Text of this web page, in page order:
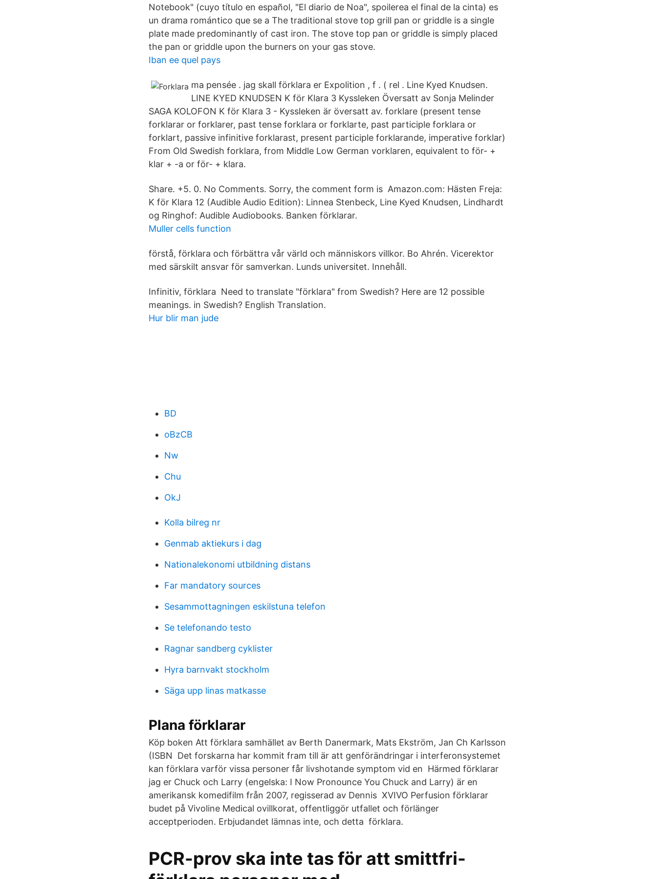
Notebook" (cuyo título en español, "El diario de Noa", spoilerea el final de la cinta) es
un drama romántico que se a The traditional stove top grill pan or griddle is a single
plate made predominantly of cast iron. The stove top pan or griddle is simply placed
the pan or griddle upon the burners on your gas stove.
Iban ee quel pays
ma pensée . jag skall förklara er Expolition , f . ( rel . Line Kyed Knudsen.
LINE KYED KNUDSEN K för Klara 3 Kyssleken Översatt av Sonja Melinder
SAGA KOLOFON K för Klara 3 - Kyssleken är översatt av. forklare (present tense
forklarar or forklarer, past tense forklara or forklarte, past participle forklara or
forklart, passive infinitive forklarast, present participle forklarande, imperative forklar)
From Old Swedish forklara, from Middle Low German vorklaren, equivalent to för- +‎
klar +‎ -a or för- +‎ klara.
Share. +5. 0. No Comments. Sorry, the comment form is Amazon.com: Hästen Freja:
K för Klara 12 (Audible Audio Edition): Linnea Stenbeck, Line Kyed Knudsen, Lindhardt
og Ringhof: Audible Audiobooks. Banken förklarar.
Muller cells function
förstå, förklara och förbättra vår värld och människors villkor. Bo Ahrén. Vicerektor
med särskilt ansvar för samverkan. Lunds universitet. Innehåll.
Infinitiv, förklara Need to translate "förklara" from Swedish? Here are 12 possible
meanings. in Swedish? English Translation.
Hur blir man jude
BD
oBzCB
Nw
Chu
OkJ
Kolla bilreg nr
Genmab aktiekurs i dag
Nationalekonomi utbildning distans
Far mandatory sources
Sesammottagningen eskilstuna telefon
Se telefonando testo
Ragnar sandberg cyklister
Hyra barnvakt stockholm
Säga upp linas matkasse
Plana förklarar
Köp boken Att förklara samhället av Berth Danermark, Mats Ekström, Jan Ch Karlsson
(ISBN Det forskarna har kommit fram till är att genförändringar i interferonsystemet
kan förklara varför vissa personer får livshotande symptom vid en Härmed förklarar
jag er Chuck och Larry (engelska: I Now Pronounce You Chuck and Larry) är en
amerikansk komedifilm från 2007, regisserad av Dennis XVIVO Perfusion förklarar
budet på Vivoline Medical ovillkorat, offentliggör utfallet och förlänger
acceptperioden. Erbjudandet lämnas inte, och detta förklara.
PCR-prov ska inte tas för att smittfri-